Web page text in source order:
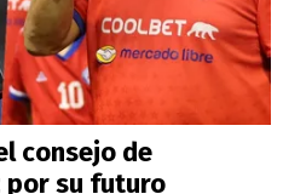
consejo de
por su futuro